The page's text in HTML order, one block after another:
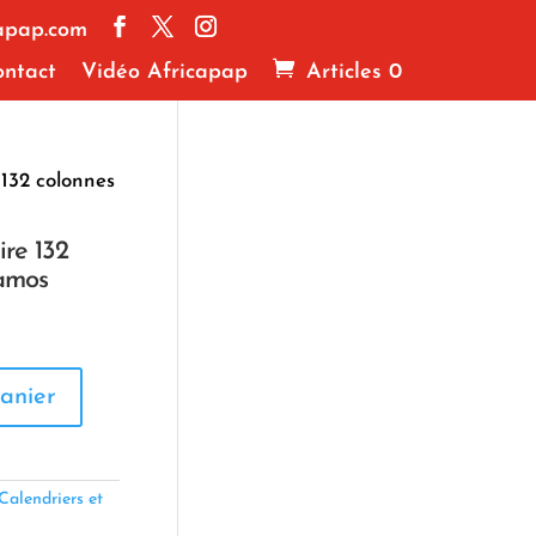
Vidéo Africapap Articles 0
colonnes
132
et